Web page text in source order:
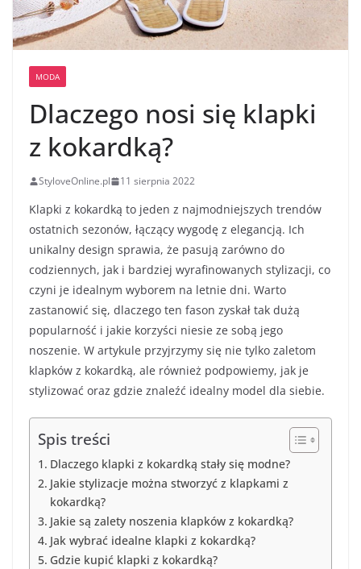
MODA
Dlaczego nosi się klapki
z kokardką?
StyloveOnline.pl 11 sierpnia 2022
Klapki z kokardką to jeden z najmodniejszych trendów
ostatnich sezonów, łączący wygodę z elegancją. Ich
unikalny design sprawia, że pasują zarówno do
codziennych, jak i bardziej wyrafinowanych stylizacji, co
czyni je idealnym wyborem na letnie dni. Warto
zastanowić się, dlaczego ten fason zyskał tak dużą
popularność i jakie korzyści niesie ze sobą jego
noszenie. W artykule przyjrzymy się nie tylko zaletom
klapków z kokardką, ale również podpowiemy, jak je
stylizować oraz gdzie znaleźć idealny model dla siebie.
Spis treści
Dlaczego klapki z kokardką stały się modne?
Jakie stylizacje można stworzyć z klapkami z
kokardką?
Jakie są zalety noszenia klapków z kokardką?
Jak wybrać idealne klapki z kokardką?
Gdzie kupić klapki z kokardką?